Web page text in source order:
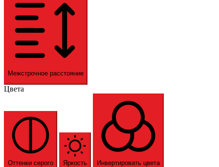
Межстрочное расстояние
Цвета
Оттенки серого Яркость Инвертировать цвета